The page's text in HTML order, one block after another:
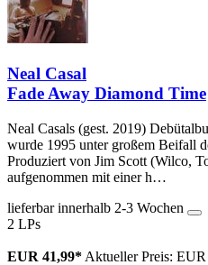
Neal Casal
Fade Away Diamond Time
Neal Casals (gest. 2019)
wurde 1995 unter großem Beifall
Produziert von Jim Scott (Wilco,
aufgenommen mit einer h…
lieferbar innerhalb 2-3 Wochen
2 LPs
EUR 41,99* Aktueller Preis: